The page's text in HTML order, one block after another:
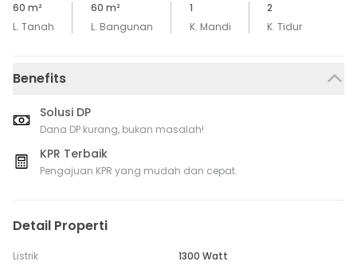
60 m²
L. Tanah
60 m²
L. Bangunan
1
K. Mandi
2
K. Tidur
Benefits
Solusi DP
Dana DP kurang, bukan masalah!
KPR Terbaik
Pengajuan KPR yang mudah dan cepat.
Detail Properti
Listrik 1300 Watt